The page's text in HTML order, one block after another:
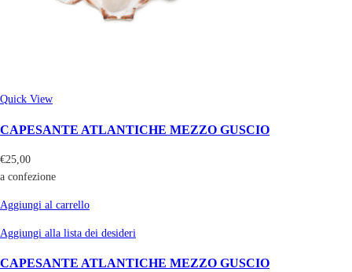
Quick View
CAPESANTE ATLANTICHE MEZZO GUSCIO
€25,00
a confezione
Aggiungi al carrello
Aggiungi alla lista dei desideri
CAPESANTE ATLANTICHE MEZZO GUSCIO